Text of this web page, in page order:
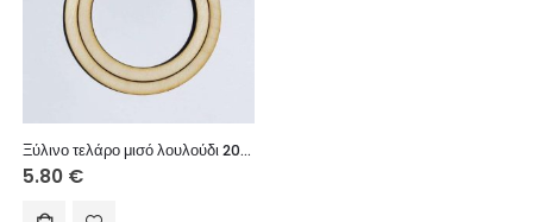
Ξύλινο τελάρο μισό λουλούδι 20 εκ.
5.80 €